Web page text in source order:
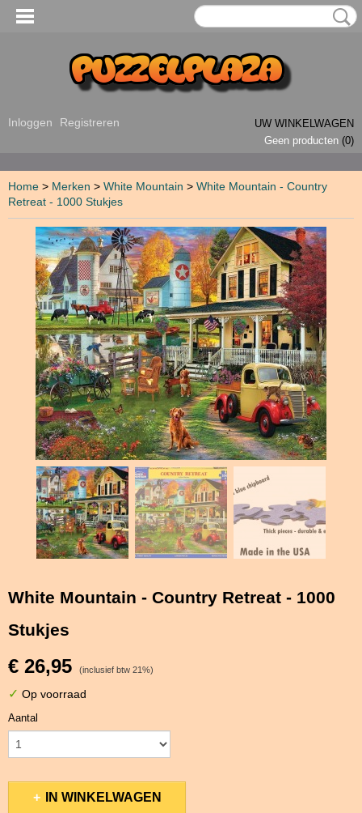
Inloggen Registreren
UW WINKELWAGEN
Geen producten (0)
Home > Merken > White Mountain > White Mountain - Country
Retreat - 1000 Stukjes
White Mountain - Country Retreat - 1000
Stukjes
€ 26,95 (inclusief btw 21%)
✓ Op voorraad
Aantal
IN WINKELWAGEN